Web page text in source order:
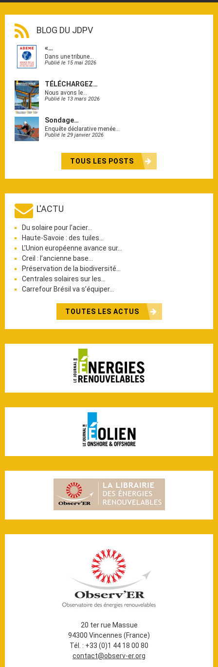
BLOG DU JDPV
«…
Dans une tribune…
Publié le 15 mai 2026
TÉLÉCHARGEZ…
Nous avons le…
Publié le 13 mars 2026
Sondage…
Enquête déclarative menée…
Publié le 29 janvier 2026
TOUS LES POSTS
L'ACTU
Du solaire pour l’acier…
Haute-Savoie : des tuiles…
L’Union européenne avance sur…
Creil : l’ancienne base…
Préservation de la biodiversité…
Centrales solaires sur les…
Carrefour Brésil va s’équiper…
TOUTES LES ACTUS
20 ter rue Massue
94300 Vincennes (France)
Tél. : +33 (0)1 44 18 00 80
contact@observ-er.org